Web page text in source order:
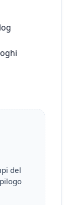
del